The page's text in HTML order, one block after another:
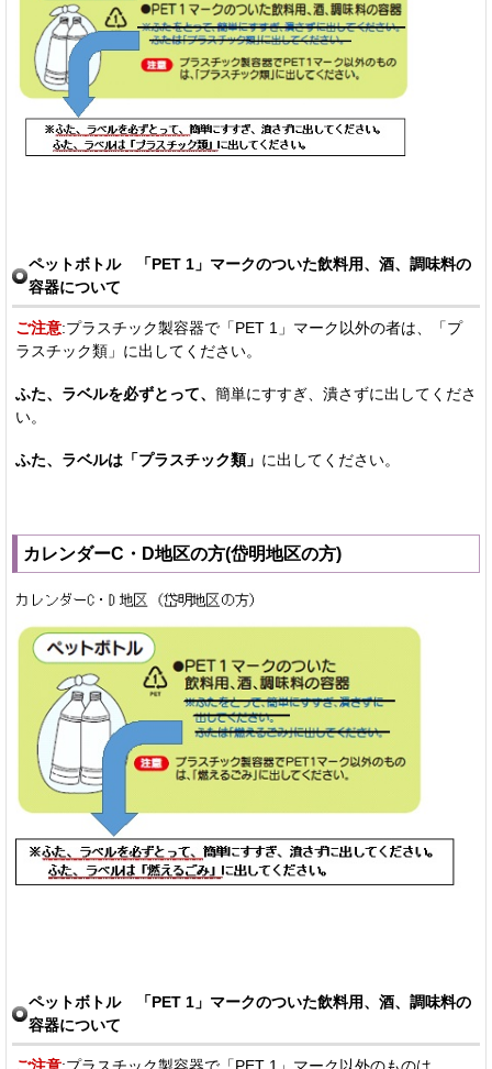
ペットボトル 「PET 1」マークのついた飲料用、酒、調味料の
容器について
ご注意:プラスチック製容器で「PET 1」マーク以外の者は、「プ
ラスチック類」に出してください。
ふた、ラベルを必ずとって、 簡単にすすぎ、潰さずに出してくださ
い。
ふた、ラベルは「プラスチック類」 に出してください。
カレンダーC・D地区の方(岱明地区の方)
ペットボトル 「PET 1」マークのついた飲料用、酒、調味料の
容器について
ご注意:プラスチック製容器で「PET 1」マーク以外のものは、